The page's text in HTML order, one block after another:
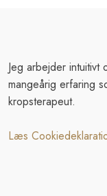
Jeg arbejder intuitivt
mangeårig erfaring
kropsterapeut.
Læs